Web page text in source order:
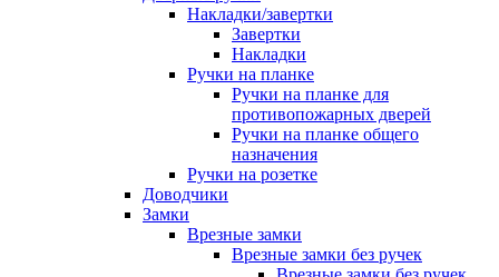
Накладки/завертки
Завертки
Накладки
Ручки на планке
Ручки на планке для
противопожарных дверей
Ручки на планке общего
назначения
Ручки на розетке
Доводчики
Замки
Врезные замки
Врезные замки без ручек